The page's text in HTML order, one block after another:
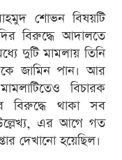
শোভন বিষয়টি
বিরুদ্ধে আদালতে
দুটি মামলায় তিনি
জামিন পান। আর
বিচারক
বিরুদ্ধে থাকা সব
উল্লেখ্য, এর আগে গত
দেখানো হয়েছিল।